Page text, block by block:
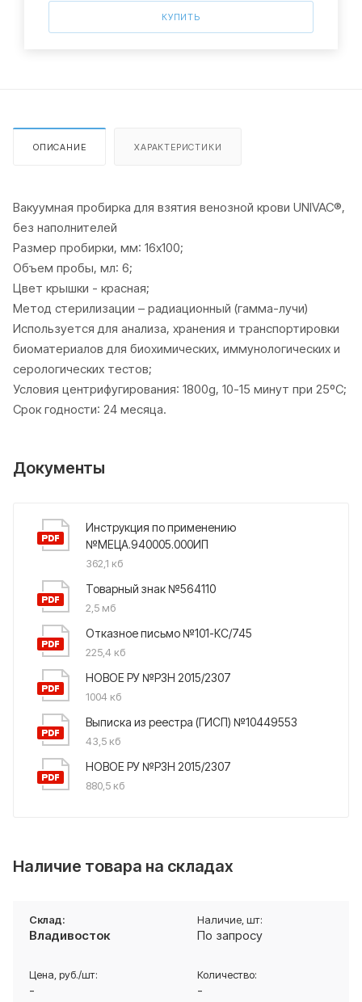
КУПИТЬ
ОПИСАНИЕ ХАРАКТЕРИСТИКИ
Вакуумная пробирка для взятия венозной крови UNIVAC®,
без наполнителей
Размер пробирки, мм: 16х100;
Объем пробы, мл: 6;
Цвет крышки - красная;
Метод стерилизации – радиационный (гамма-лучи)
Используется для анализа, хранения и транспортировки
биоматериалов для биохимических, иммунологических и
серологических тестов;
Условия центрифугирования: 1800g, 10-15 минут при 25ºС;
Срок годности: 24 месяца.
Документы
Инструкция по применению
№МЕЦА.940005.000ИП
362,1 кб
Товарный знак №564110
2,5 мб
Отказное письмо №101-КС/745
225,4 кб
НОВОЕ РУ №РЗН 2015/2307
1004 кб
Выписка из реестра (ГИСП) №10449553
43,5 кб
НОВОЕ РУ №РЗН 2015/2307
880,5 кб
Наличие товара на складах
Владивосток По запросу
- -